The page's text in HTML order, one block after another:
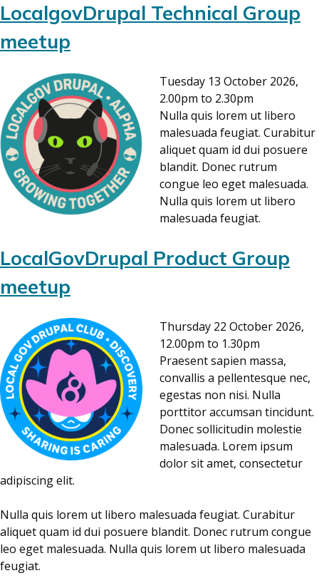
LocalgovDrupal Technical Group
meetup
Tuesday 13 October 2026,
2.00pm to 2.30pm
Nulla quis lorem ut libero
malesuada feugiat. Curabitur
aliquet quam id dui posuere
blandit. Donec rutrum
congue leo eget malesuada.
Nulla quis lorem ut libero
malesuada feugiat.
LocalGovDrupal Product Group
meetup
Thursday 22 October 2026,
12.00pm to 1.30pm
Praesent sapien massa,
convallis a pellentesque nec,
egestas non nisi. Nulla
porttitor accumsan tincidunt.
Donec sollicitudin molestie
malesuada. Lorem ipsum
dolor sit amet, consectetur
adipiscing elit.
Nulla quis lorem ut libero malesuada feugiat. Curabitur
aliquet quam id dui posuere blandit. Donec rutrum congue
leo eget malesuada. Nulla quis lorem ut libero malesuada
feugiat.